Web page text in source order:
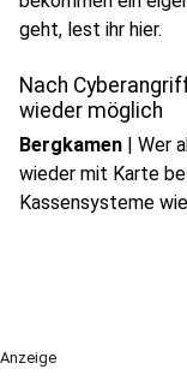
geht, lest ihr hier.
Nach
wieder möglich
Bergkamen | Wer
wieder mit Karte
Kassensysteme
Anzeige